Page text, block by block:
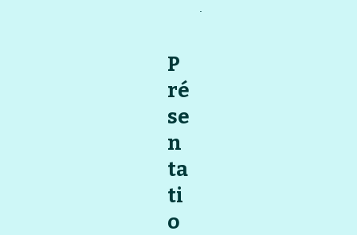
P
ré
se
n
ta
ti
o